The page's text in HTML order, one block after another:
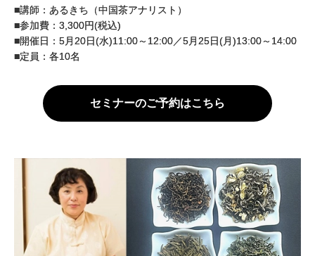
■講師：あるきち（中国茶アナリスト）
■参加費：3,300円(税込)
■開催日：5月20日(水)11:00～12:00／5月25日(月)13:00～14:00
■定員：各10名
セミナーのご予約はこちら